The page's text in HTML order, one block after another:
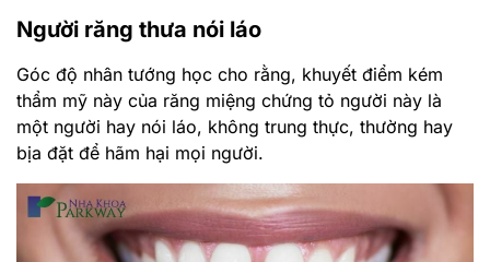
Người răng thưa nói láo
Góc độ nhân tướng học cho rằng, khuyết điểm kém
thẩm mỹ này của răng miệng chứng tỏ người này là
một người hay nói láo, không trung thực, thường hay
bịa đặt để hãm hại mọi người.